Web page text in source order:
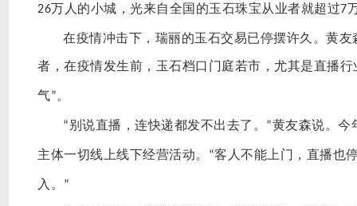
26万人的小城，光来自全国的玉石珠宝从业者就超过7
在疫情冲击下，瑞丽的玉石交易已停摆许久。黄
者，在疫情发生前，玉石档口门庭若市，尤其是直播行
气”。
“别说直播，连快递都发不出去了。 ”黄友森说。今
主体一切线上线下经营活动。 “客人不能上门，直播也
入。 ”